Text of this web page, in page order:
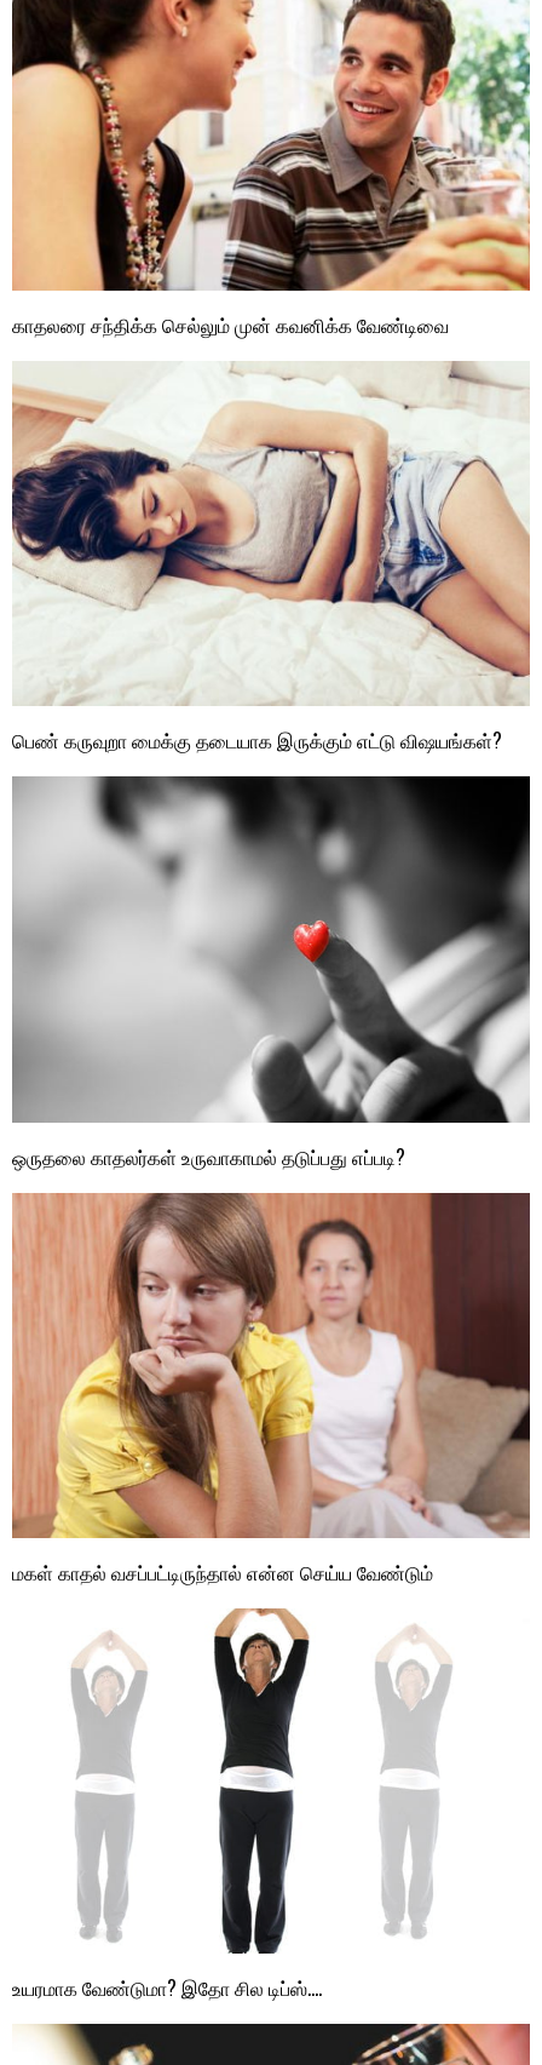
காதலரை சந்திக்க செல்லும் முன் கவனிக்க வேண்டிவை
பெண் கருவுறா மைக்கு தடையாக இருக்கும் எட்டு விஷயங்கள்?
ஒருதலை காதலர்கள் உருவாகாமல் தடுப்பது எப்படி?
மகள் காதல் வசப்பட்டிருந்தால் என்ன செய்ய வேண்டும்
உயரமாக வேண்டுமா? இதோ சில டிப்ஸ்….